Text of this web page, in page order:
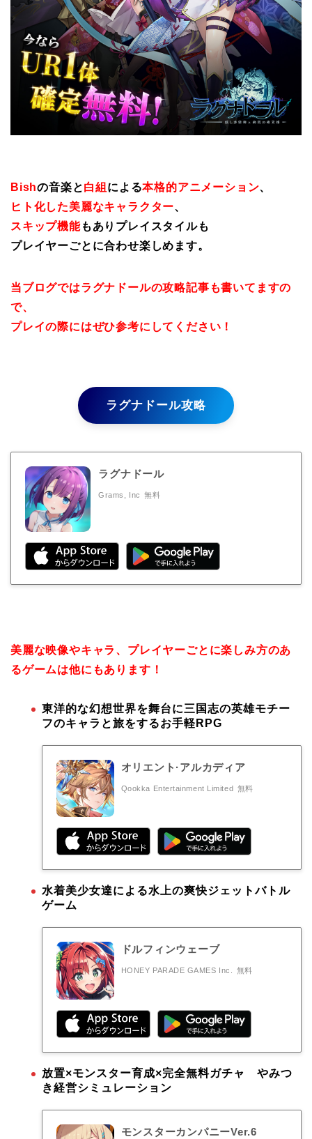
Bishの音楽と白組 による本格的アニメーション、
ヒト化した美麗なキャラクター、
スキップ機能もありプレイスタイルも
プレイヤーごとに合わせ楽しめます。
当ブログではラグナドールの攻略記事も書いてますの
で、
プレイの際にはぜひ参考にしてください！
ラグナドール攻略
ラグナドール
Grams, Inc 無料
美麗な映像やキャラ、プレイヤーごとに楽しみ方のあ
るゲームは他にもあります！
東洋的な幻想世界を舞台に三国志の英雄モチー
フのキャラと旅をするお手軽RPG
オリエント·アルカディア
Qookka Entertainment Limited 無料
水着美少女達による水上の爽快ジェットバトル
ゲーム
ドルフィンウェーブ
HONEY PARADE GAMES Inc. 無料
放置×モンスター育成×完全無料ガチャ やみつ
き経営シミュレーション
モンスターカンパニーVer.6